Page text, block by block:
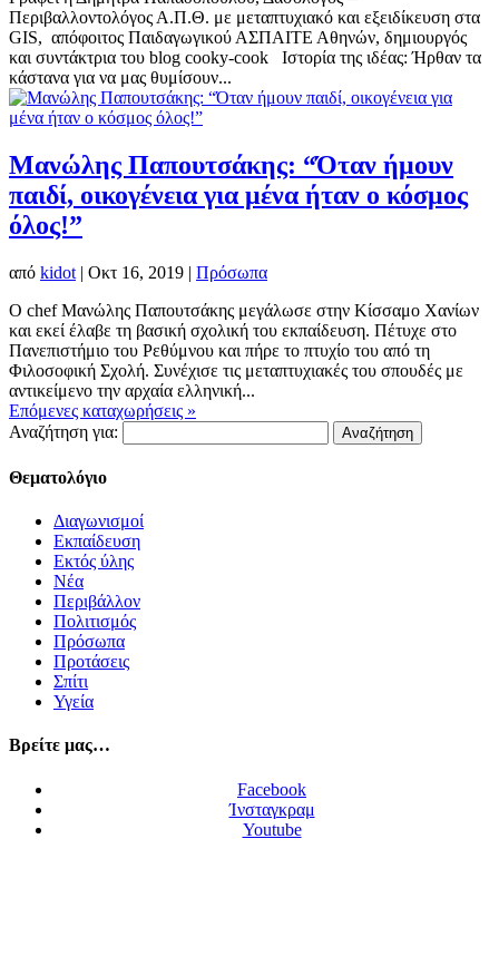
Περιβαλλοντολόγος Α.Π.Θ. με μεταπτυχιακό και εξειδίκευση στα
GIS, απόφοιτος Παιδαγωγικού ΑΣΠΑΙΤΕ Αθηνών, δημιουργός
και συντάκτρια του blog cooky-cook Ιστορία της ιδέας: Ήρθαν τα
κάστανα για να μας θυμίσουν...
Μανώλης Παπουτσάκης: “Όταν ήμουν
παιδί, οικογένεια για μένα ήταν ο κόσμος
όλος!”
από kidot | Οκτ 16, 2019 | Πρόσωπα
Ο chef Μανώλης Παπουτσάκης μεγάλωσε στην Κίσσαμο Χανίων
και εκεί έλαβε τη βασική σχολική του εκπαίδευση. Πέτυχε στο
Πανεπιστήμιο του Ρεθύμνου και πήρε το πτυχίο του από τη
Φιλοσοφική Σχολή. Συνέχισε τις μεταπτυχιακές του σπουδές με
αντικείμενο την αρχαία ελληνική...
Επόμενες καταχωρήσεις »
Αναζήτηση για:
Θεματολόγιο
Διαγωνισμοί
Εκπαίδευση
Εκτός ύλης
Νέα
Περιβάλλον
Πολιτισμός
Πρόσωπα
Προτάσεις
Σπίτι
Υγεία
Βρείτε μας…
Facebook
Ίνσταγκραμ
Youtube